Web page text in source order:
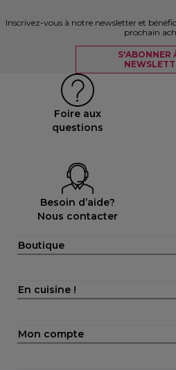
Inscrivez-vous à notre newsletter et
prochain
S'ABONNER
Foire aux
questions
Besoin d’aide?
Nous contacter
Boutique
En cuisine !
Mon compte